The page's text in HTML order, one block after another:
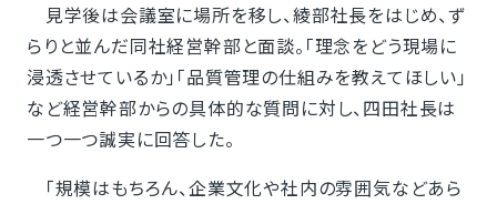
見学後は会議室に場所を移し、綾部社長をはじめ、ず
らりと並んだ同社経営幹部と面談。「理念をどう現場に
浸透させているか」「品質管理の仕組みを教えてほしい」
など経営幹部からの具体的な質問に対し、四田社長は
一つ一つ誠実に回答した。
「規模はもちろん、企業文化や社内の雰囲気などあら